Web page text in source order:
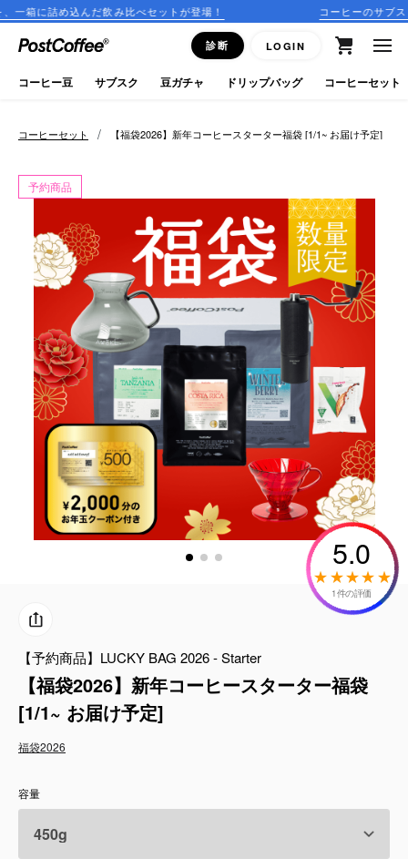
だ飲み比べセットが登場！ コーヒーのサブスクリプション
診断 LOGIN
close
ログイン
新規会員登録
コーヒーマップ
商品を探す
コーヒー豆 keyboard_arrow_right
豆ガチャ
ドリップバッグ
コーヒーセット
ミルク・フード類
アクセサリ
ギフトセット
リキッド
特集
卸販売
コーヒーのサブスク
コーヒーセット / 【福袋2026】新年コーヒースターター福袋 [1/1~ お届け予定]
予約商品
5.0
1件の評価
【予約商品】LUCKY BAG 2026 - Starter
【福袋2026】新年コーヒースターター福袋
[1/1~ お届け予定]
福袋2026
容量
コーヒー豆 サブスク 豆ガチャ ドリップバッグ コーヒーセット